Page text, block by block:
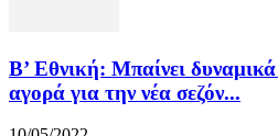
Β’ Εθνική: Μπαίνει
αγορά για την νέα σεζόν...